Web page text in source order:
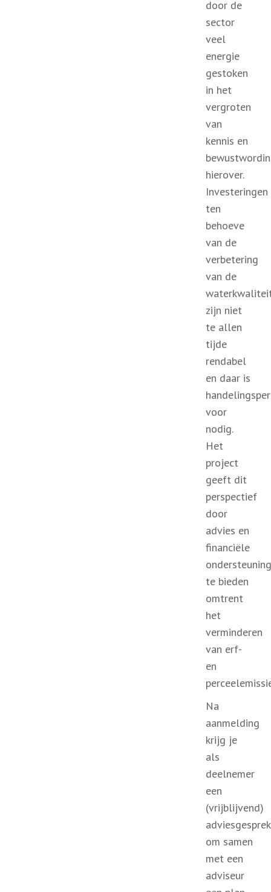
door de
sector
veel
energie
gestoken
in het
vergroten
van
kennis en
hierover.
Investeringen
ten
behoeve
van de
verbetering
van de
zijn niet
te allen
tijde
rendabel
en daar is
voor
nodig.
Het
project
geeft dit
perspectief
door
advies en
financiële
ondersteuning
te bieden
omtrent
het
verminderen
van erf-
en
Na
aanmelding
krijg je
als
deelnemer
een
(vrijblijvend)
adviesgesprek
om samen
met een
adviseur